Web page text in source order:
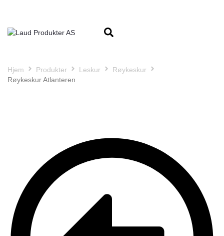
Hjem Produkter Leskur
Røykeskur
Røykeskur Atlanteren